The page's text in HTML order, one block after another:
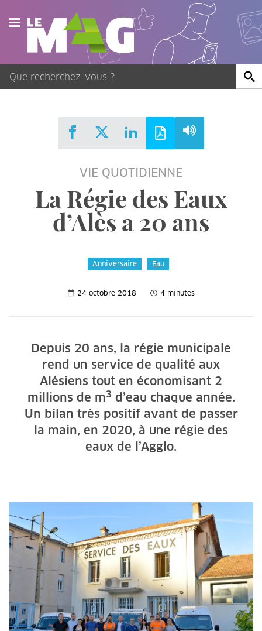
Actualités
Agenda
Publications
VIE QUOTIDIENNE
La Régie des Eaux
d’Alès a 20 ans
Anniversaire Eau
24 octobre 2018 4 minutes
Depuis 20 ans, la régie municipale
rend un service de qualité aux
Alésiens tout en économisant 2
millions de m3 d’eau chaque année.
Un bilan très positif avant de passer
la main, en 2020, à une régie des
eaux de l’Agglo.